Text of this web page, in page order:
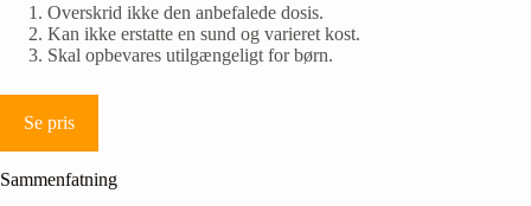
Overskrid ikke den anbefalede dosis.
Kan ikke erstatte en sund og varieret kost.
Skal opbevares utilgængeligt for børn.
Se pris
Sammenfatning